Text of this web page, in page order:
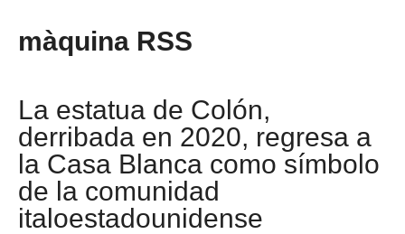
màquina RSS
La estatua de Colón,
derribada en 2020, regresa a
la Casa Blanca como símbolo
de la comunidad
italoestadounidense